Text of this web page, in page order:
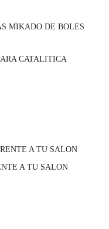
MIKADO DE BOLES
CATALITICA
A TU SALON
A TU SALON